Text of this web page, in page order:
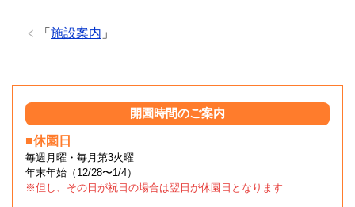
「 施設案内 」
開園時間のご案内
■休園日
毎週月曜・毎月第3火曜
年末年始（12/28〜1/4）
※但し、その日が祝日の場合は翌日が休園日となります